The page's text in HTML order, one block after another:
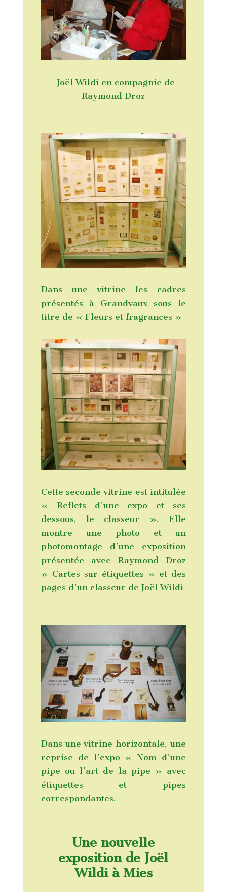
Joël Wildi en compagnie de
Raymond Droz
Dans une vitrine les cadres
présentés à Grandvaux sous le
titre de « Fleurs et fragrances »
Cette seconde vitrine est intitulée
« Reflets d’une expo et ses
dessous, le classeur ». Elle
montre une photo et un
photomontage d’une exposition
présentée avec Raymond Droz
« Cartes sur étiquettes » et des
pages d’un classeur de Joël Wildi
Dans une vitrine horizontale, une
reprise de l’expo « Nom d’une
pipe ou l’art de la pipe » avec
étiquettes et pipes
correspondantes.
Une nouvelle
exposition de Joël
Wildi à Mies